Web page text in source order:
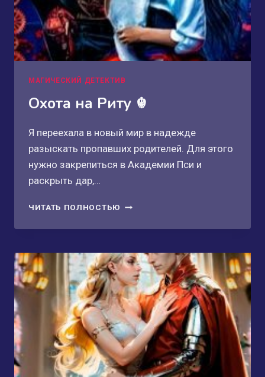
МАГИЧЕСКИЙ ДЕТЕКТИВ
Охота на Риту ☬
Я переехала в новый мир в надежде
разыскать пропавших родителей. Для этого
нужно закрепиться в Академии Пси и
раскрыть дар,…
ЧИТАТЬ ПОЛНОСТЬЮ ОХОТА
РИТУ